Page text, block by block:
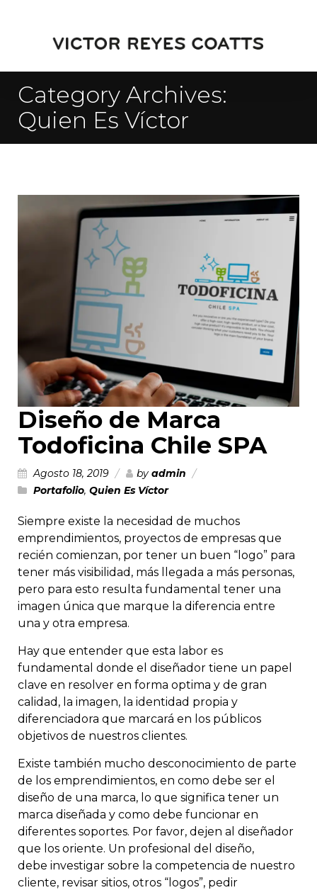
Category Archives:
Quien Es Víctor
Diseño de Marca
Todoficina Chile SPA
Agosto 18, 2019 by admin
Portafolio, Quien Es Víctor
Siempre existe la necesidad de muchos
emprendimientos, proyectos de empresas que
recién comienzan, por tener un buen “logo” para
tener más visibilidad, más llegada a más personas,
pero para esto resulta fundamental tener una
imagen única que marque la diferencia entre
una y otra empresa.
Hay que entender que esta labor es
fundamental donde el diseñador tiene un papel
clave en resolver en forma optima y de gran
calidad, la imagen, la identidad propia y
diferenciadora que marcará en los públicos
objetivos de nuestros clientes.
Existe también mucho desconocimiento de parte
de los emprendimientos, en como debe ser el
diseño de una marca, lo que significa tener un
marca diseñada y como debe funcionar en
diferentes soportes. Por favor, dejen al diseñador
que los oriente. Un profesional del diseño,
debe investigar sobre la competencia de nuestro
cliente, revisar sitios, otros “logos”, pedir